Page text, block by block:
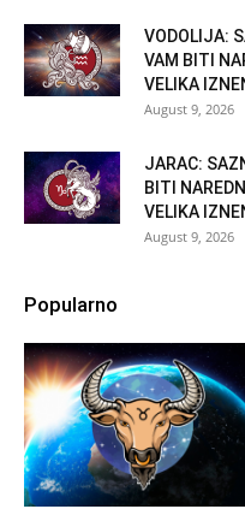
VODOLIJA:
VAM BITI
VELIKA
August 9, 2026
JARAC:
BITI
VELIKA
August 9, 2026
Popularno